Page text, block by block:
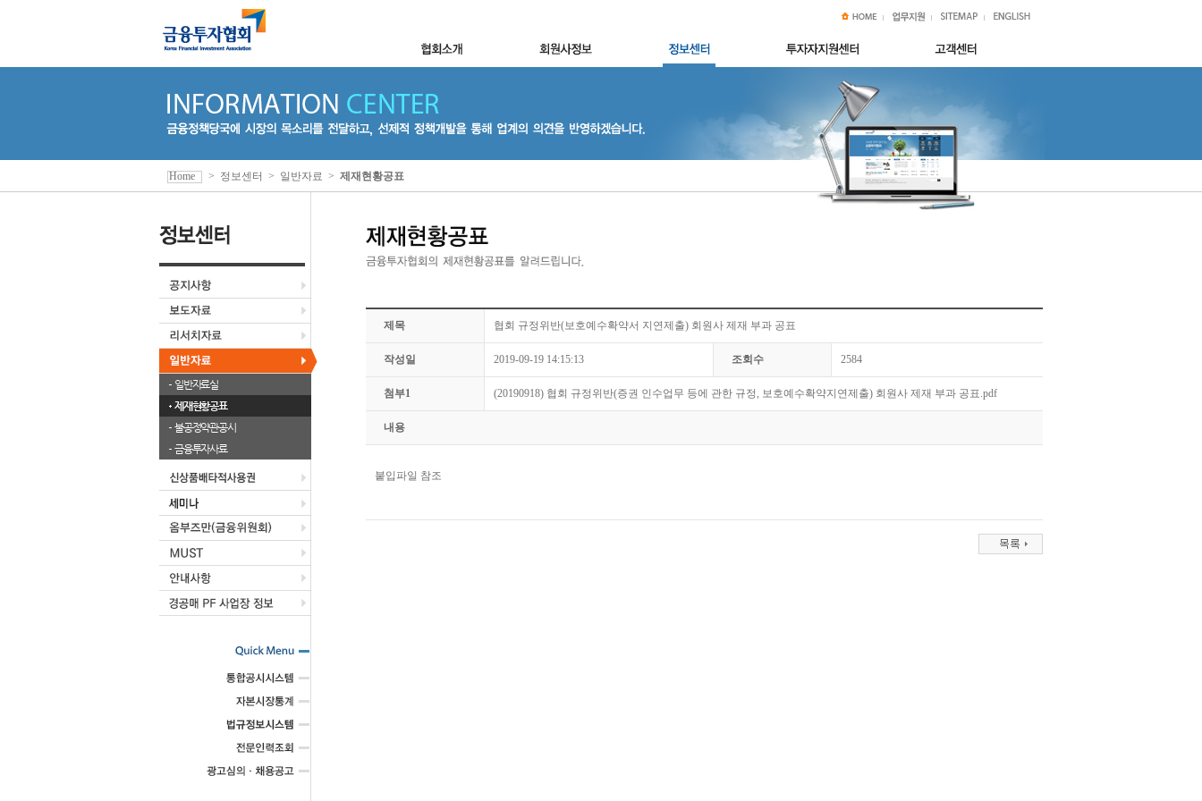
일반자료실
제재현황공표
불공정약관공시
금융투자사료
Home > 정보센터 > 일반자료 > 제재현황공표
제목 협회 규정위반(보호예수확약서 지연제출) 회원사 제재 부과 공표
작성일 2019-09-19 14:15:13 조회수 2584
첨부1 (20190918) 협회 규정위반(증권 인수업무 등에 관한 규정, 보호예수확약지연제출) 회원사 제재 부과 공표.pdf
내용
붙입파일 참조